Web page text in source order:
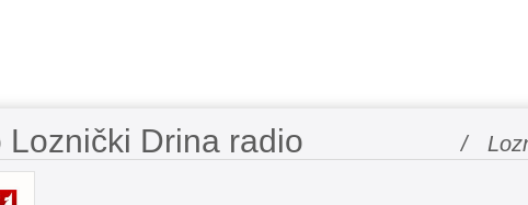
Loznički Drina radio /